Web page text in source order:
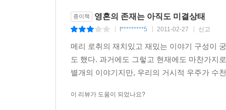
종이책 영혼의 존재는 아직도 미결상태
f*********5 2011-02-27 신고
메리 로취의 재치있고 재밌는 이야기 구성이
도 했다. 과거에도 그렇고 현재에도 마찬가지
별개의 이야기지만, 우리의 거시적 우주가 수
이 리뷰가 도움이 되었나요?